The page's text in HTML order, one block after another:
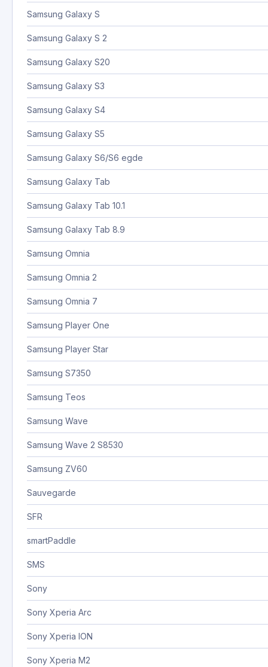
Samsung Galaxy S
Samsung Galaxy S 2
Samsung Galaxy S20
Samsung Galaxy S3
Samsung Galaxy S4
Samsung Galaxy S5
Samsung Galaxy S6/S6 egde
Samsung Galaxy Tab
Samsung Galaxy Tab 10.1
Samsung Galaxy Tab 8.9
Samsung Omnia
Samsung Omnia 2
Samsung Omnia 7
Samsung Player One
Samsung Player Star
Samsung S7350
Samsung Teos
Samsung Wave
Samsung Wave 2 S8530
Samsung ZV60
Sauvegarde
SFR
smartPaddle
SMS
Sony
Sony Xperia Arc
Sony Xperia ION
Sony Xperia M2